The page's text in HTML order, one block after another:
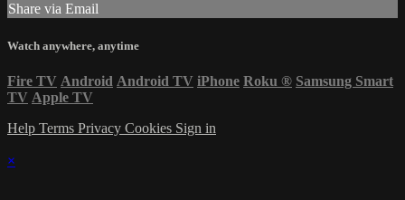
Share via Email
Watch anywhere, anytime
Fire TV Android Android TV iPhone Roku ® Samsung Smart
TV Apple TV
Help Terms Privacy Cookies Sign in
×